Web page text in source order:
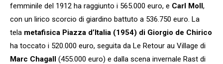
femminile del 1912 ha raggiunto i 565.000 euro, e Carl Moll,
con un lirico scorcio di giardino battuto a 536.750 euro. La
tela metafisica Piazza d’Italia (1954) di Giorgio de Chirico
ha toccato i 520.000 euro, seguita da Le Retour au Village di
Marc Chagall (455.000 euro) e dalla scena invernale Rast di